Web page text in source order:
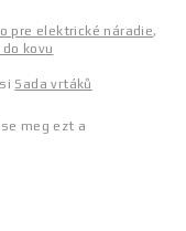
pre elektrické náradie,
kovu
Sada vrtáků
meg ezt a